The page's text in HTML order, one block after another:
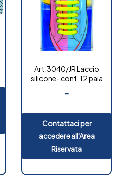
Art.3040/JR Laccio
silicone- conf. 12 paia
-
Contattaci per
accedere all'Area
Riservata